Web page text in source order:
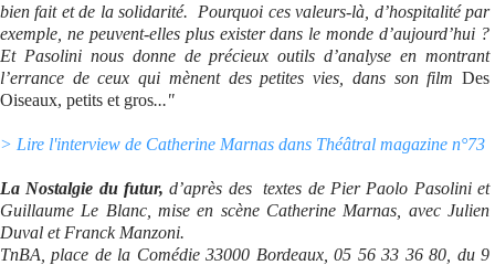
bien fait et de la solidarité. Pourquoi ces valeurs-là, d’hospitalité par
exemple, ne peuvent-elles plus exister dans le monde d’aujourd’hui ?
Et Pasolini nous donne de précieux outils d’analyse en montrant
l’errance de ceux qui mènent des petites vies, dans son film Des
Oiseaux, petits et gros..."
> Lire l'interview de Catherine Marnas dans Théâtral magazine n°73
La Nostalgie du futur, d’après des textes de Pier Paolo Pasolini et
Guillaume Le Blanc, mise en scène Catherine Marnas, avec Julien
Duval et Franck Manzoni.
TnBA, place de la Comédie 33000 Bordeaux, 05 56 33 36 80, du 9